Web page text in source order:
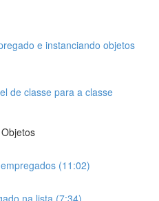
e instanciando objetos
de classe para a classe
(11:02)
na lista (7:34)